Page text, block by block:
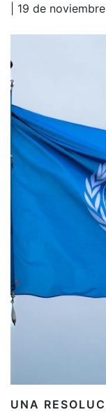
| 19 de
UNA